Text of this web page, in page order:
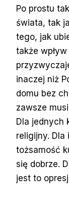
Po prostu
świata, tak
tego, jak
także
inaczej niż
domu bez
zawsze
Dla jednych
religijny. Dla
tożsamość
się dobrze.
jest to